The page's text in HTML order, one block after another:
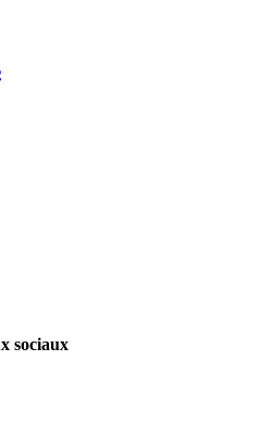
sociaux